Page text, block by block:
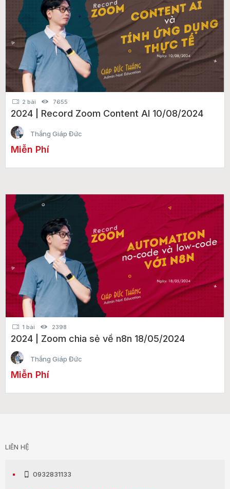
2 bài 7655
2024 | Record Zoom Content AI 10/08/2024
Thắng Giáp Đức
Miễn Phí
1 bài 2398
2024 | Zoom chia sẻ về n8n 18/05/2024
Thắng Giáp Đức
Miễn Phí
LIÊN HỆ
0932831133